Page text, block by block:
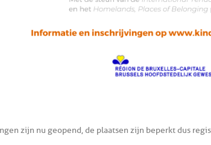
zijn nu geopend, de plaatsen zijn beperkt dus